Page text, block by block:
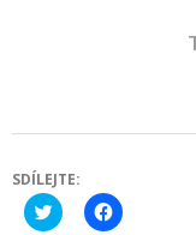
SDÍLEJTE:
Click
to
Click
to